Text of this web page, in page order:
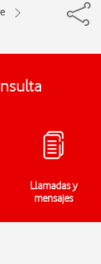
Llamadas y
mensajes